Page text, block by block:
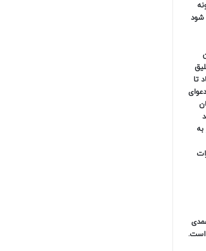
شود
تا
عبارت «… دعوای
واقع همان
در جرایم عمدی
است.